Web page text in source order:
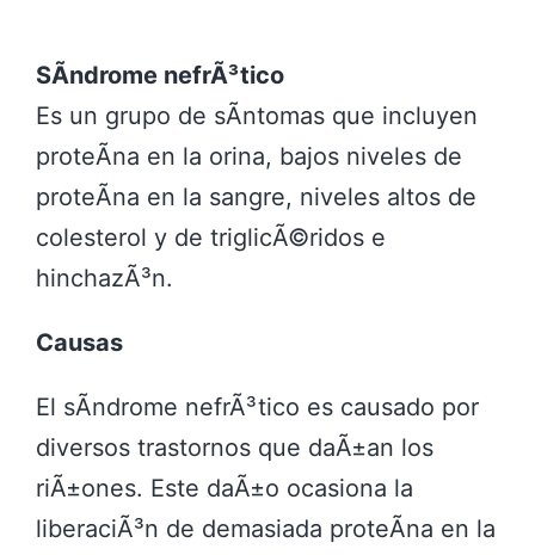
SÃ­ndrome nefrÃ³tico
Es un grupo de sÃ­ntomas que incluyen
proteÃ­na en la orina, bajos niveles de
proteÃ­na en la sangre, niveles altos de
colesterol y de triglicÃ©ridos e
hinchazÃ³n.
Causas
El sÃ­ndrome nefrÃ³tico es causado por
diversos trastornos que daÃ±an los
riÃ±ones. Este daÃ±o ocasiona la
liberaciÃ³n de demasiada proteÃ­na en la